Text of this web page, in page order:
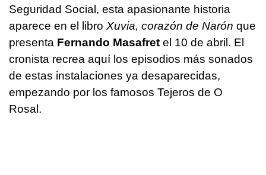
Seguridad Social, esta apasionante historia
aparece en el libro Xuvia, corazón de Narón que
presenta Fernando Masafret el 10 de abril. El
cronista recrea aquí los episodios más sonados
de estas instalaciones ya desaparecidas,
empezando por los famosos Tejeros de O
Rosal.